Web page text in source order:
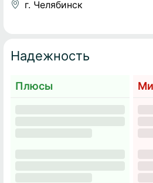
г. Челябинск
Надежность
Плюсы